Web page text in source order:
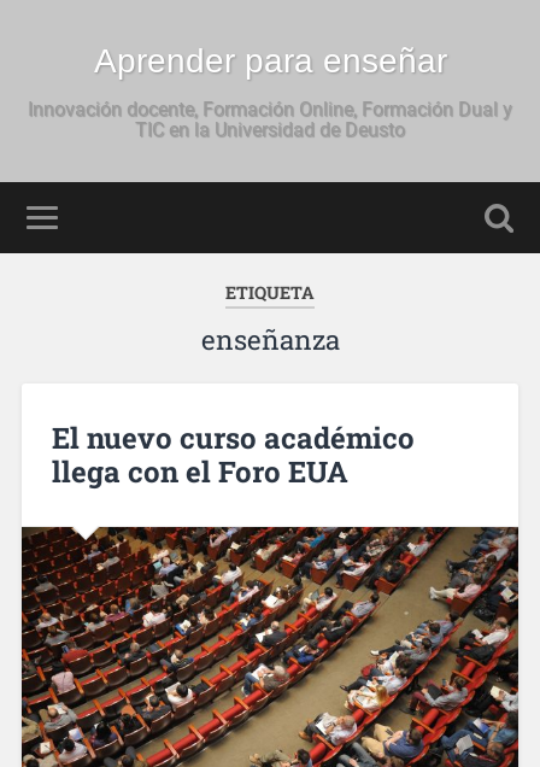
Aprender para enseñar
Innovación docente, Formación Online, Formación Dual y
TIC en la Universidad de Deusto
ETIQUETA
enseñanza
El nuevo curso académico
llega con el Foro EUA